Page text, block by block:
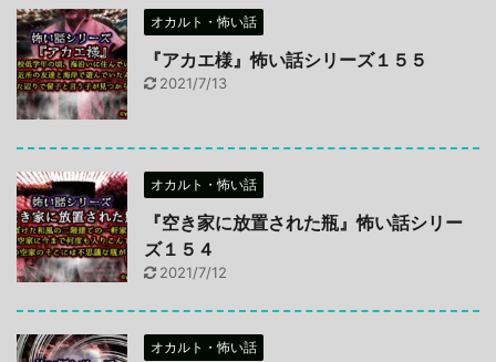
オカルト・怖い話
『アカエ様』怖い話シリーズ１５５
2021/7/13
オカルト・怖い話
『空き家に放置された瓶』怖い話シリー
ズ１５４
2021/7/12
オカルト・怖い話